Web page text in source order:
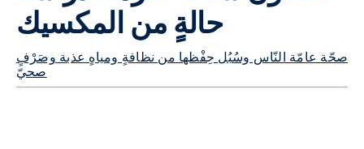
حالةٍ من المكسيك
صحّة عامّة النّاس وسُبُل حِفْظها من نظافةٍ ومياهٍ عذبة وصَرْفٍ
صحيّ